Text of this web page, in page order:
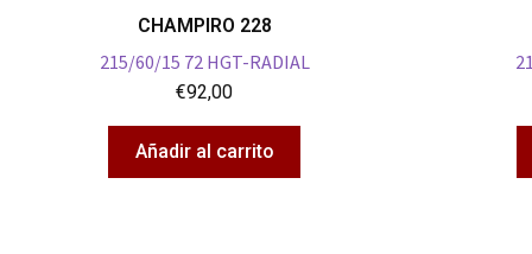
CHAMPIRO 228
215/60/15 72 HGT-RADIAL
€92,00
Añadir al carrito